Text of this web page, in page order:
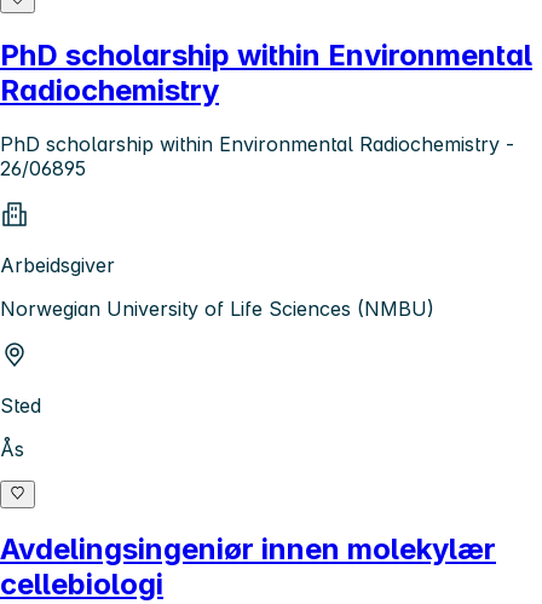
PhD scholarship within Environmental
Radiochemistry
PhD scholarship within Environmental Radiochemistry -
26/06895
Arbeidsgiver
Norwegian University of Life Sciences (NMBU)
Sted
Ås
Avdelingsingeniør innen molekylær
cellebiologi